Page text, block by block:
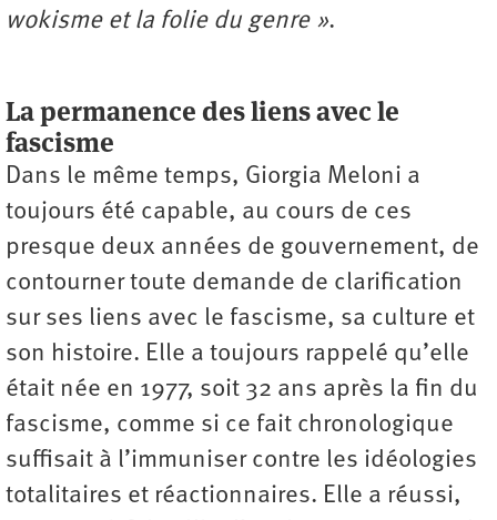
wokisme et la folie du genre ».
La permanence des liens avec le
fascisme
Dans le même temps, Giorgia Meloni a
toujours été capable, au cours de ces
presque deux années de gouvernement, de
contourner toute demande de clarification
sur ses liens avec le fascisme, sa culture et
son histoire. Elle a toujours rappelé qu’elle
était née en 1977, soit 32 ans après la fin du
fascisme, comme si ce fait chronologique
suffisait à l’immuniser contre les idéologies
totalitaires et réactionnaires. Elle a réussi,